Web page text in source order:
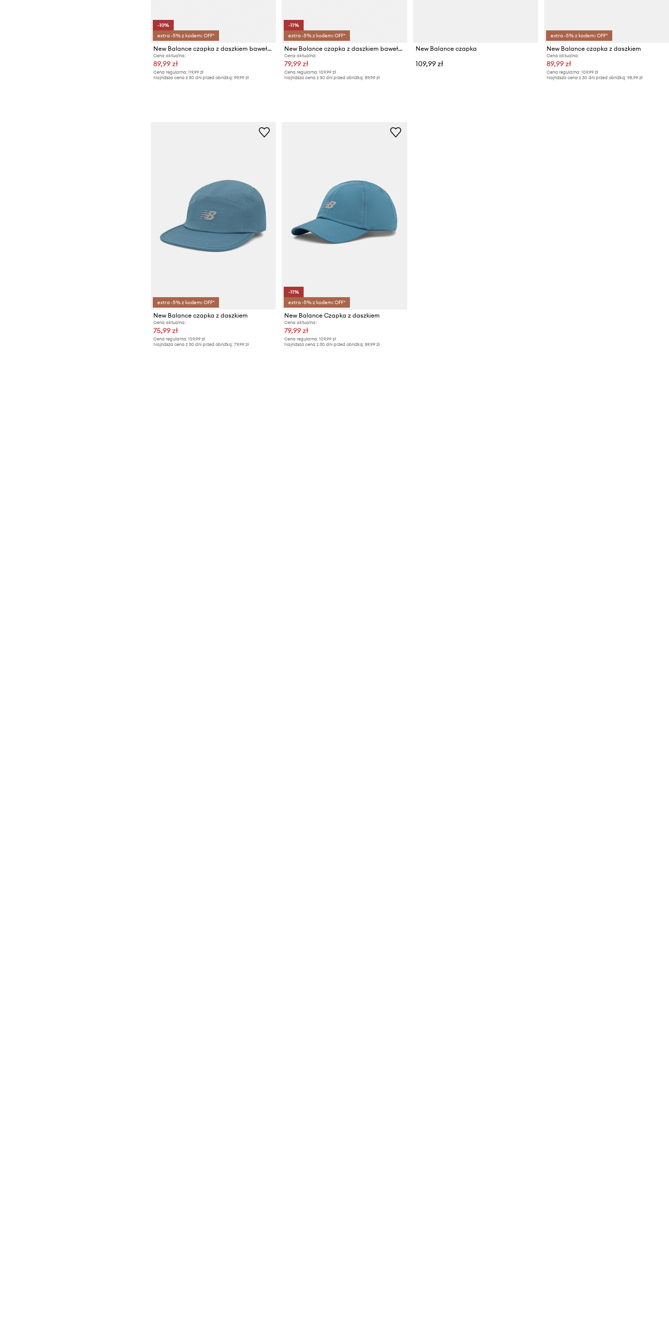
-10%
extra -5% z kodem: OFF*
New Balance czapka z daszkiem bawełniana
Cena aktualna:
89,99 zł
Cena regularna: 119,99 zł
Najniższa cena z 30 dni przed obniżką: 99,99 zł
-11%
extra -5% z kodem: OFF*
New Balance czapka z daszkiem bawełniana
Cena aktualna:
79,99 zł
Cena regularna: 109,99 zł
Najniższa cena z 30 dni przed obniżką: 89,99 zł
New Balance czapka
109,99 zł
extra -5% z kodem: OFF*
New Balance czapka z daszkiem
Cena aktualna:
89,99 zł
Cena regularna: 109,99 zł
Najniższa cena z 30 dni przed obniżką: 98,99 zł
extra -5% z kodem: OFF*
New Balance czapka z daszkiem
Cena aktualna:
75,99 zł
Cena regularna: 109,99 zł
Najniższa cena z 30 dni przed obniżką: 79,99 zł
-11%
extra -5% z kodem: OFF*
New Balance Czapka z daszkiem
Cena aktualna:
79,99 zł
Cena regularna: 109,99 zł
Najniższa cena z 30 dni przed obniżką: 89,99 zł